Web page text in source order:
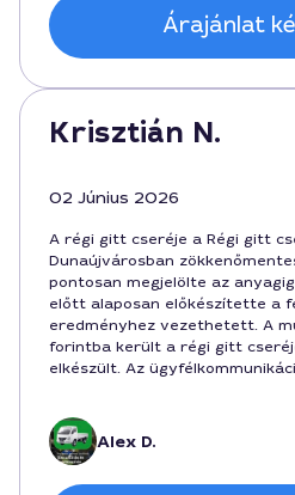
Árajánlat
Krisztián N.
02 Június 2026
A régi gitt cseréje a Régi gitt
Dunaújvárosban
pontosan megjelölte az
előtt alaposan előkészítette a
eredményhez vezethetett. A
forintba került a régi gitt
elkészült. Az
Alex D.